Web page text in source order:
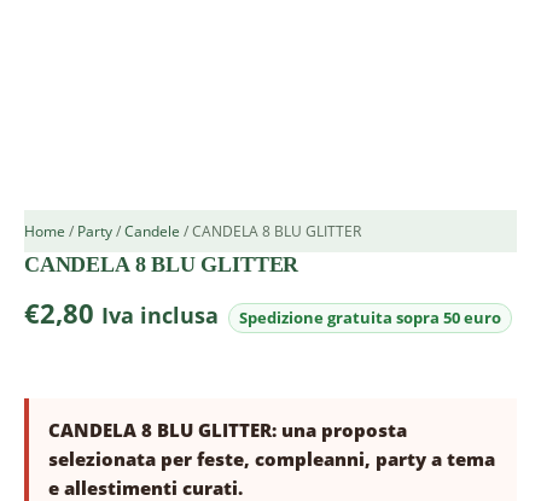
Home / Party/Candele / CANDELA 8 BLU GLITTER
CANDELA 8 BLU GLITTER
€2,80 Iva inclusa
CANDELA 8 BLU GLITTER: una proposta
selezionata per feste, compleanni, party a tema
e allestimenti curati.